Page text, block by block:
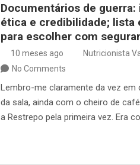
Documentários de
ética e credibilidade; lista
para escolher com
10 meses ago
Nutricionista
No Comments
Lembro-me claramente da vez em
da sala, ainda com o cheiro de
a Restrepo pela primeira vez. Era